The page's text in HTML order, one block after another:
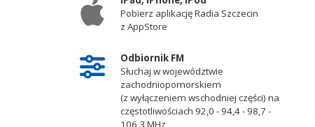
Pobierz aplikację Radia Szczecin
z AppStore
Odbiornik FM
Słuchaj w województwie
zachodniopomorskiem
(z wyłączeniem wschodniej części) na
częstotliwościach 92,0 - 94,4 - 98,7 -
106,3 MHz